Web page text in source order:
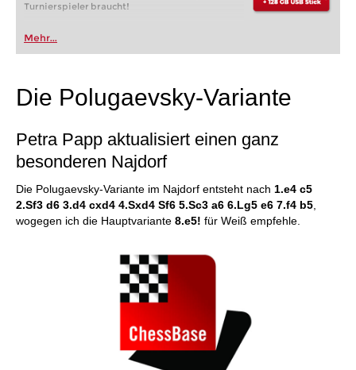
Turnierspieler braucht!
Mehr...
Die Polugaevsky-Variante
Petra Papp aktualisiert einen ganz
besonderen Najdorf
Die Polugaevsky-Variante im Najdorf entsteht nach 1.e4 c5
2.Sf3 d6 3.d4 cxd4 4.Sxd4 Sf6 5.Sc3 a6 6.Lg5 e6 7.f4 b5
wogegen ich die Hauptvariante 8.e5! für Weiß empfehle.